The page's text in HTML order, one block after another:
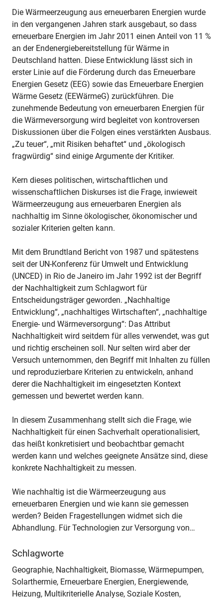
Die Wärmeerzeugung aus erneuerbaren Energien wurde
in den vergangenen Jahren stark ausgebaut, so dass
erneuerbare Energien im Jahr 2011 einen Anteil von 11 %
an der Endenergiebereitstellung für Wärme in
Deutschland hatten. Diese Entwicklung lässt sich in
erster Linie auf die Förderung durch das Erneuerbare
Energien Gesetz (EEG) sowie das Erneuerbare Energien
Wärme Gesetz (EEWärmeG) zurückführen. Die
zunehmende Bedeutung von erneuerbaren Energien für
die Wärmeversorgung wird begleitet von kontroversen
Diskussionen über die Folgen eines verstärkten Ausbaus.
„Zu teuer“, „mit Risiken behaftet“ und „ökologisch
fragwürdig“ sind einige Argumente der Kritiker.
Kern dieses politischen, wirtschaftlichen und
wissenschaftlichen Diskurses ist die Frage, inwieweit
Wärmeerzeugung aus erneuerbaren Energien als
nachhaltig im Sinne ökologischer, ökonomischer und
sozialer Kriterien gelten kann.
Mit dem Brundtland Bericht von 1987 und spätestens
seit der UN-Konferenz für Umwelt und Entwicklung
(UNCED) in Rio de Janeiro im Jahr 1992 ist der Begriff
der Nachhaltigkeit zum Schlagwort für
Entscheidungsträger geworden. „Nachhaltige
Entwicklung“, „nachhaltiges Wirtschaften“, „nachhaltige
Energie- und Wärmeversorgung“: Das Attribut
Nachhaltigkeit wird seitdem für alles verwendet, was gut
und richtig erscheinen soll. Nur selten wird aber der
Versuch unternommen, den Begriff mit Inhalten zu füllen
und reproduzierbare Kriterien zu entwickeln, anhand
derer die Nachhaltigkeit im eingesetzten Kontext
gemessen und bewertet werden kann.
In diesem Zusammenhang stellt sich die Frage, wie
Nachhaltigkeit für einen Sachverhalt operationalisiert,
das heißt konkretisiert und beobachtbar gemacht
werden kann und welches geeignete Ansätze sind, diese
konkrete Nachhaltigkeit zu messen.
Wie nachhaltig ist die Wärmeerzeugung aus
erneuerbaren Energien und wie kann sie gemessen
werden? Beiden Fragestellungen widmet sich die
Abhandlung. Für Technologien zur Versorgung von…
Schlagworte
Geographie, Nachhaltigkeit, Biomasse, Wärmepumpen,
Solarthermie, Erneuerbare Energien, Energiewende,
Heizung, Multikriterielle Analyse, Soziale Kosten,